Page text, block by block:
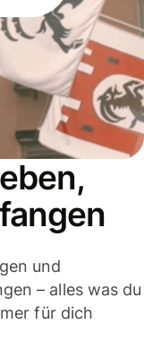
und
– alles was du
für dich